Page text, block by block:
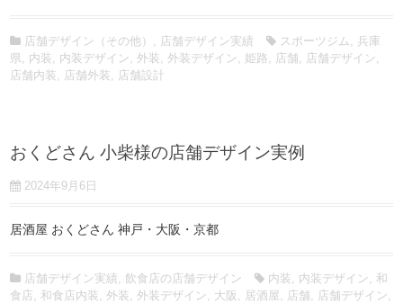
店舗デザイン（その他） , 店舗デザイン実績 スポーツジム, 兵庫
県, 内装, 内装デザイン, 外装, 外装デザイン, 姫路, 店舗, 店舗デザイン,
店舗内装, 店舗外装, 店舗設計
おくどさん 小柴様の店舗デザイン実例
2024年9月6日
居酒屋 おくどさん 神戸・大阪・京都
店舗デザイン実績 , 飲食店の店舗デザイン 内装, 内装デザイン,和
食店,和食店内装, 外装, 外装デザイン, 大阪 , 居酒屋 , 店舗, 店舗デザイン,